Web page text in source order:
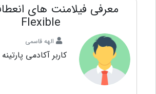
معرفی فیلامنت های
Flexible
الهه قاسمی
کاربر آکادمی پارتینه